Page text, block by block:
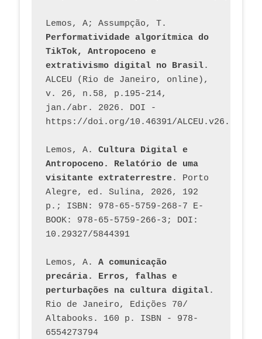
Performatividade algorítmica do
TikTok, Antropoceno e
extrativismo digital no Brasil.
ALCEU (Rio de Janeiro, online),
v. 26, n.58, p.195-214,
jan./abr. 2026. DOI -
https://doi.org/10.46391/
Lemos, A. Cultura Digital e
Antropoceno. Relatório de uma
visitante extraterrestre. Porto
Alegre, ed. Sulina, 2026, 192
p.; ISBN: 978-65-5759-268-7 E-
BOOK: 978-65-5759-266-3; DOI:
10.29327/5844391
Lemos, A. A comunicação
precária. Erros, falhas e
perturbações na cultura digital.
Rio de Janeiro, Edições 70/
Altabooks. 160 p. ISBN - 978-
6554273794